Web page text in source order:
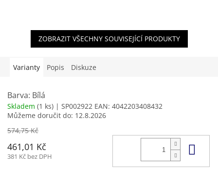
ZOBRAZIT VŠECHNY SOUVISEJÍCÍ PRODUKTY
Varianty Popis Diskuze
Barva: Bílá
Skladem (1 ks) | SP002922 EAN: 4042203408432
Můžeme doručit do: 12.8.2026
574,75 Kč
461,01 Kč
381 Kč bez DPH